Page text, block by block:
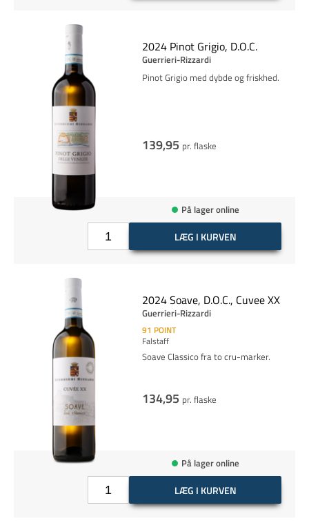
2024 Pinot Grigio, D.O.C.
Guerrieri-Rizzardi
Pinot Grigio med dybde og friskhed.
139,95 pr. flaske
På lager online
LÆG I KURVEN
2024 Soave, D.O.C., Cuvee XX
Guerrieri-Rizzardi
91 POINT
Falstaff
Soave Classico fra to cru-marker.
134,95 pr. flaske
På lager online
LÆG I KURVEN